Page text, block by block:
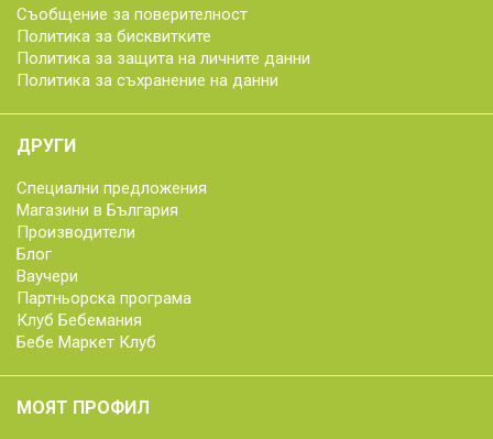
Съобщение за поверителност
Политика за бисквитките
Политика за защита на личните данни
Политика за съхранение на данни
ДРУГИ
Специални предложения
Магазини в България
Производители
Блог
Ваучери
Партньорска програма
Клуб Бебемания
Бебе Маркет Клуб
МОЯТ ПРОФИЛ